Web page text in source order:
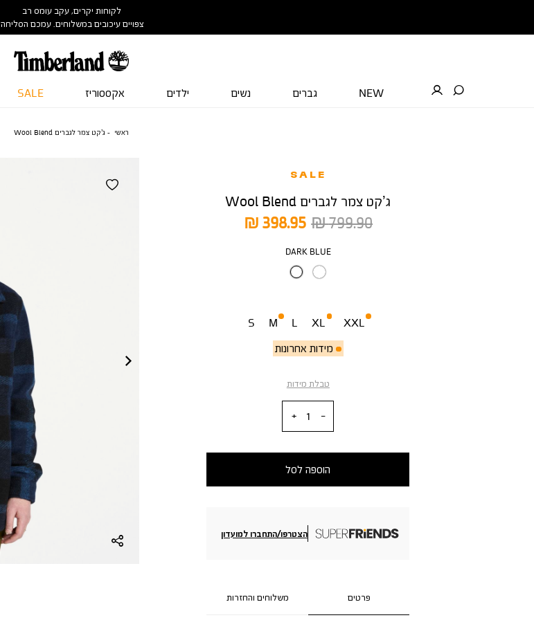
לקוחות יקרים, עקב עומס רב
צפויים עיכובים במשלוחים. עמכם הסליחה
NEW גברים נשים ילדים אקססוריז SALE
ראשי ג’קט צמר לגברים Wool Blend
SALE
ג’קט צמר לגברים Wool Blend
מחיר
מוצר
398.95 ₪
מחיר
799.90 ₪
צבע
DARK BLUE
S
M
מידות אחרונות
L XL XXL
טבלת מידות
הוספה לסל
הצטרפו/התחברו למועדון
פרטים משלוחים והחזרות